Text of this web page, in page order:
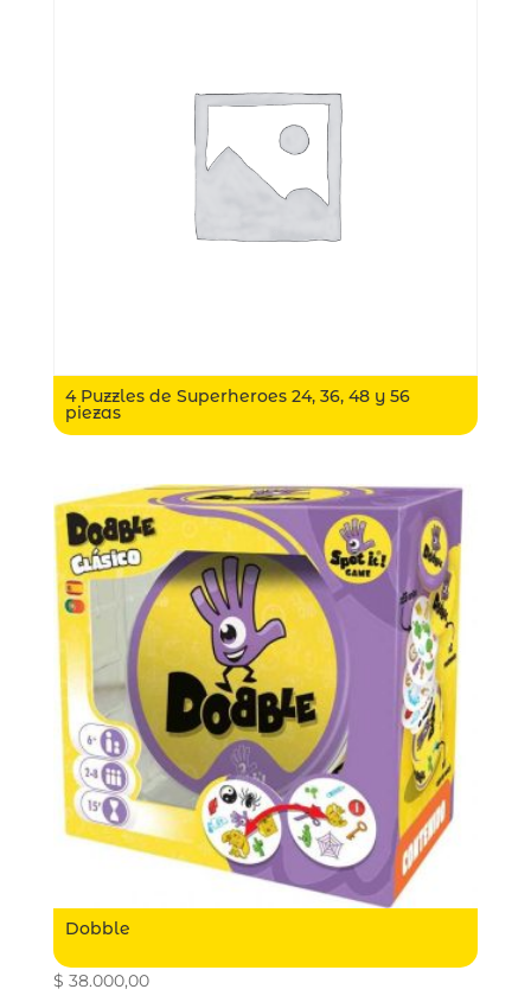
4 Puzzles de Superheroes 24, 36, 48 y 56
piezas
Dobble
$ 38.000,00